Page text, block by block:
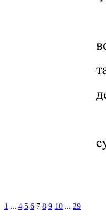
1 ... 4 5 6 7 8 9 10 ... 29